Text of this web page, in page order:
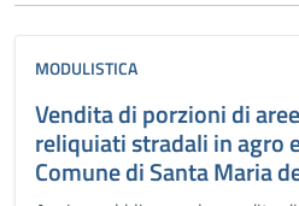
MODULISTICA
Vendita di porzioni di
reliquiati stradali in agro
Comune di Santa Maria